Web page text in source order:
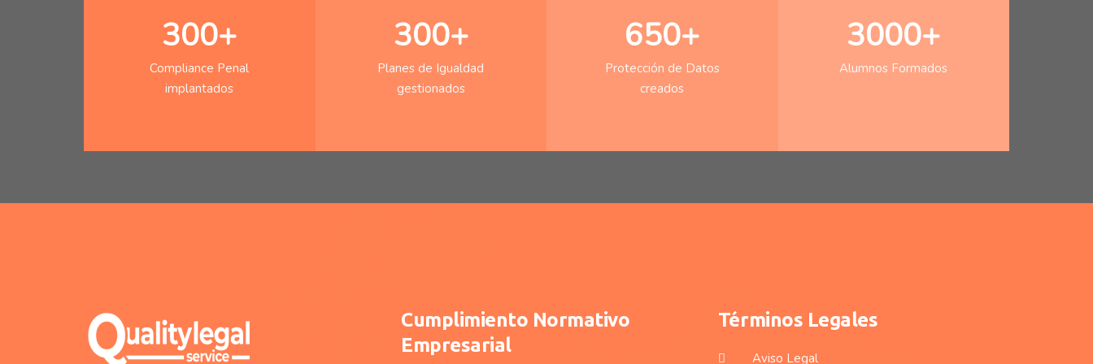
300+
Compliance Penal
implantados
300+
Planes de Igualdad
gestionados
650+
Protección de Datos
creados
3000+
Alumnos Formados
Cumplimiento Normativo
Empresarial
Términos Legales
Aviso Legal